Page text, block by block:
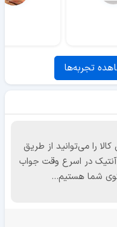
تجربه‌ها
را می‌توانید از طریق
آنتیک در اسرع وقت جواب
شما هستیم...